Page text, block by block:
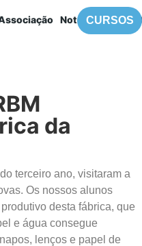
NotíciasCURSOS
da
terceiro ano, visitaram a
Os nossos alunos
desta fábrica, que
e água consegue
lenços e papel de